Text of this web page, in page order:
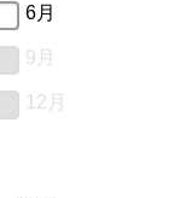
6月
9月
12月